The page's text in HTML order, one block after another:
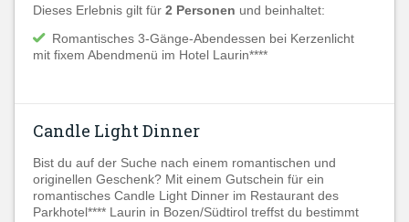
Dieses Erlebnis gilt für 2 Personen und beinhaltet:
Romantisches 3-Gänge-Abendessen bei Kerzenlicht
mit fixem Abendmenü im Hotel Laurin****
Candle Light Dinner
Bist du auf der Suche nach einem romantischen und
originellen Geschenk? Mit einem Gutschein für ein
romantisches Candle Light Dinner im Restaurant des
Parkhotel**** Laurin in Bozen/Südtirol treffst du bestimmt